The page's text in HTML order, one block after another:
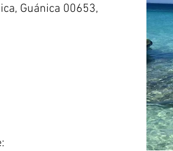
Guánica 00653,